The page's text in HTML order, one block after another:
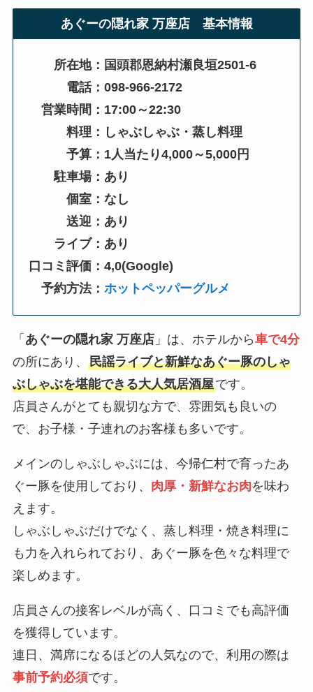
あぐーの隠れ家 万座店 基本情報
所在地：国頭郡恩納村瀬良垣2501-6
電話：098-966-2172
営業時間：17:00～22:30
料理：しゃぶしゃぶ・蒸し料理
予算：1人当たり4,000～5,000円
駐車場：あり
個室：なし
送迎：あり
ライブ：あり
口コミ評価：4,0(Google)
予約方法：ホットペッパーグルメ
「 あぐーの隠れ家 万座店」は、ホテルから車で4分
の所にあり、 民謡ライブと新鮮なあぐー豚のしゃ
ぶしゃぶを堪能できる大人気居酒屋です。
店員さんがとても親切な方で、雰囲気も良いの
で、お子様・子連れのお客様も多いです。
メインのしゃぶしゃぶには、今帰仁村で育ったあ
ぐー豚を使用しており、 肉厚・新鮮なお肉を味わ
えます。
しゃぶしゃぶだけでなく、蒸し料理・焼き料理に
も力を入れられており、あぐー豚を色々な料理で
楽しめます。
店員さんの接客レベルが高く、口コミでも高評価
を獲得しています。
連日、満席になるほどの人気なので、利用の際は
事前予約必須です。